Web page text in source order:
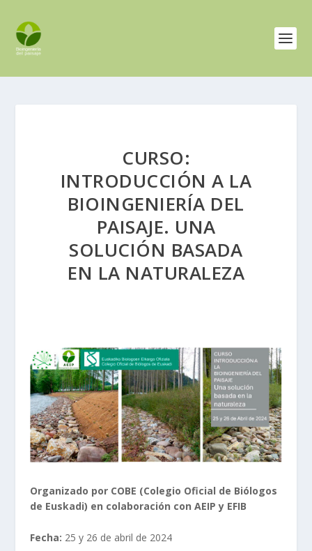
CURSO:
INTRODUCCIÓN A LA
BIOINGENIERÍA DEL
PAISAJE. UNA
SOLUCIÓN BASADA
EN LA NATURALEZA
Organizado por COBE (Colegio Oficial de Biólogos
de Euskadi) en colaboración con AEIP y EFIB
Fecha: 25 y 26 de abril de 2024